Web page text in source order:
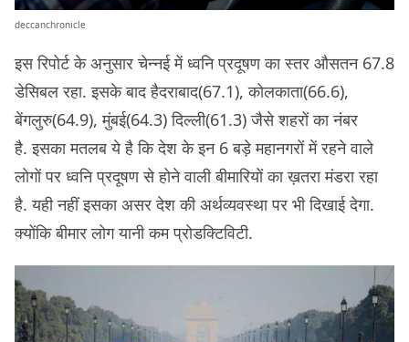
deccanchronicle
इस रिपोर्ट के अनुसार चेन्नई में ध्वनि प्रदूषण का स्तर औसतन 67.8
डेसिबल रहा. इसके बाद हैदराबाद(67.1), कोलकाता(66.6),
बेंगलुरु(64.9), मुंबई(64.3) दिल्ली(61.3) जैसे शहरों का नंबर
है. इसका मतलब ये है कि देश के इन 6 बड़े महानगरों में रहने वाले
लोगों पर ध्वनि प्रदूषण से होने वाली बीमारियों का ख़तरा मंडरा रहा
है. यही नहीं इसका असर देश की अर्थव्यवस्था पर भी दिखाई देगा.
क्योंकि बीमार लोग यानी कम प्रोडक्टिविटी.